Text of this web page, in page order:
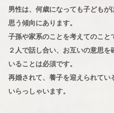
男性は、何歳になっても子どもが
思う傾向にあります。
子孫や家系のことを考えてのこと
２人で話し合い、お互いの意思を
いることは必須です。
再婚されて、養子を迎えられてい
いらっしゃいます。